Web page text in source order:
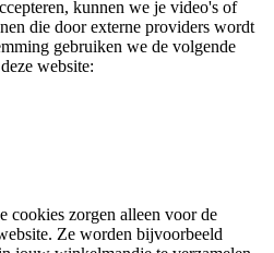
kunnen we je video's of
die door externe providers wordt
gebruiken we de volgende
website:
cookies zorgen alleen voor de
Ze worden bijvoorbeeld